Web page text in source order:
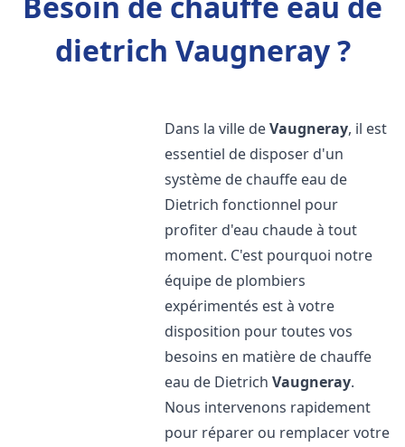
dietrich Vaugneray ?
Dans la ville deVaugneray, il est
essentiel de disposer d'un
système de chauffe eau de
Dietrich fonctionnel pour
profiter d'eau chaude à tout
moment. C'est pourquoi notre
équipe de plombiers
expérimentés est à votre
disposition pour toutes vos
besoins en matière de chauffe
eau de DietrichVaugneray.
Nous intervenons rapidement
pour réparer ou remplacer votre